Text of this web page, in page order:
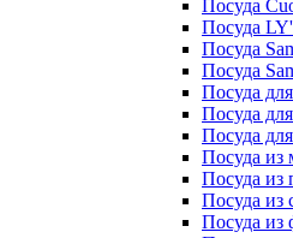
Посуда
Посуда
Посуда
Посуда
Посуда
Посуда
Посуда
Посуда из
Посуда из
Посуда из
Посуда из